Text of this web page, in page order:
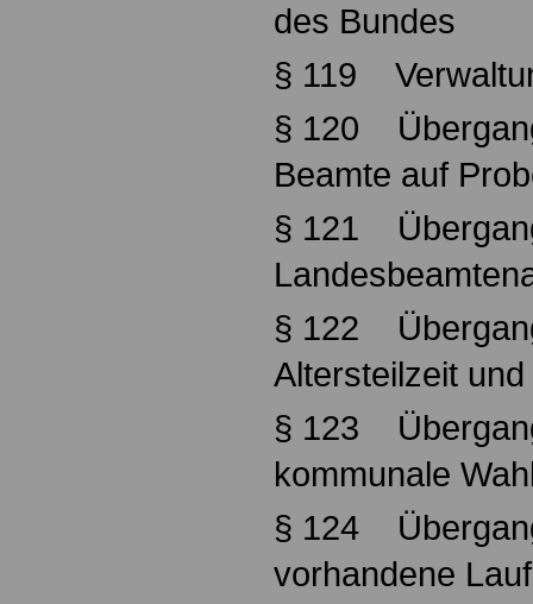
des Bundes
§ 119
§ 120
Beamte auf
§ 121
§ 122
Altersteilzeit
§ 123
kommunale
§ 124
vorhandene